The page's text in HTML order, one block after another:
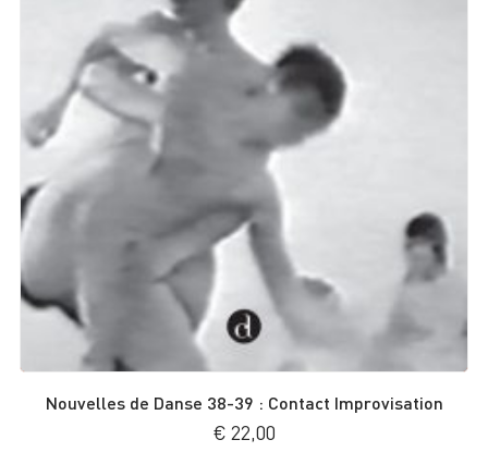
Nouvelles de Danse 38-39 : Contact Improvisation
€ 22,00